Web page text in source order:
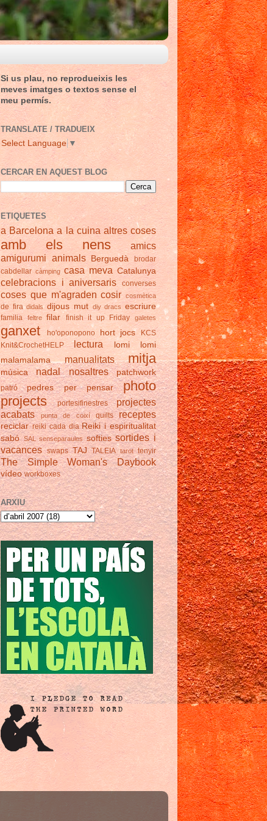
Si us plau, no reprodueixis les
meves imatges o textos sense el
meu permís.
TRANSLATE / TRADUEIX
Select Language ▼
CERCAR EN AQUEST BLOG
ETIQUETES
a Barcelona a la cuina altres coses
amb els nens
amics
amigurumi animals Berguedà
brodar
cabdellar càmping casa meva Catalunya
celebracions i aniversaris converses
coses que m'agraden cosir cosmètica
de fira didals dijous mut diy dracs escriure
familia feltre filar finish it up Friday galetes
ganxet ho'oponopono hort jocs
KCS
Knit&CrochetHELP
lectura
lomi lomi
malamalama
manualitats mitja
música nadal nosaltres patchwork
patró pedres per pensar
photo
projects
portesifinestres
projectes
acabats
punta de coixí quilts receptes
reciclar reiki cada dia Reiki i espiritualitat
sabó SAL senseparaules softies sortides i
vacances swaps TAJ TALEIA tarot tenyir
The Simple Woman's Daybook
vídeo workboxes
ARXIU